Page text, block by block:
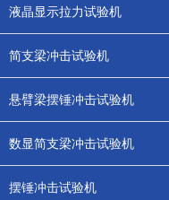
液晶显示拉力试验机
简支梁冲击试验机
悬臂梁摆锤冲击试验机
数显简支梁冲击试验机
摆锤冲击试验机